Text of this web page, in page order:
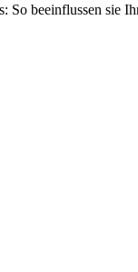
So beeinflussen sie